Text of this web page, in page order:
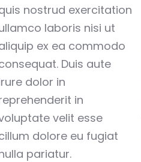
nostrud exercitation
laboris nisi ut
ex ea commodo
Duis aute
dolor in
in
velit esse
dolore eu fugiat
pariatur.